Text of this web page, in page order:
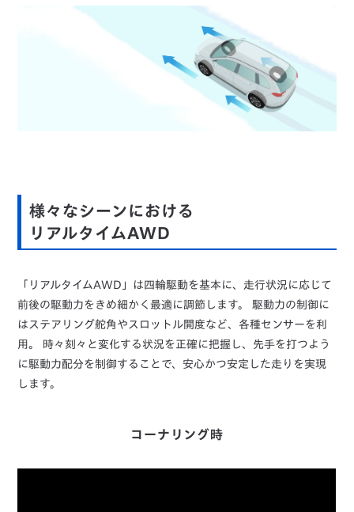
様々なシーンにおける
リアルタイムAWD
「リアルタイムAWD」は四輪駆動を基本に、走行状況に応じて
前後の駆動力をきめ細かく最適に調節します。
駆動力の制御に
はステアリング舵角やスロットル開度など、各種センサーを利
用。
時々刻々と変化する状況を正確に把握し、先手を打つよう
に駆動力配分を制御することで、安心かつ安定した走りを実現
します。
コーナリング時